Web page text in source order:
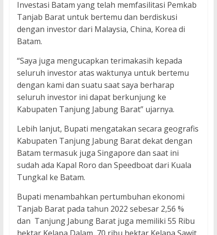
Investasi Batam yang telah memfasilitasi Pemkab
Tanjab Barat untuk bertemu dan berdiskusi
dengan investor dari Malaysia, China, Korea di
Batam.
“Saya juga mengucapkan terimakasih kepada
seluruh investor atas waktunya untuk bertemu
dengan kami dan suatu saat saya berharap
seluruh investor ini dapat berkunjung ke
Kabupaten Tanjung Jabung Barat” ujarnya.
Lebih lanjut, Bupati mengatakan secara geografis
Kabupaten Tanjung Jabung Barat dekat dengan
Batam termasuk juga Singapore dan saat ini
sudah ada Kapal Roro dan Speedboat dari Kuala
Tungkal ke Batam.
Bupati menambahkan pertumbuhan ekonomi
Tanjab Barat pada tahun 2022 sebesar 2,56 %
dan Tanjung Jabung Barat juga memiliki 55 Ribu